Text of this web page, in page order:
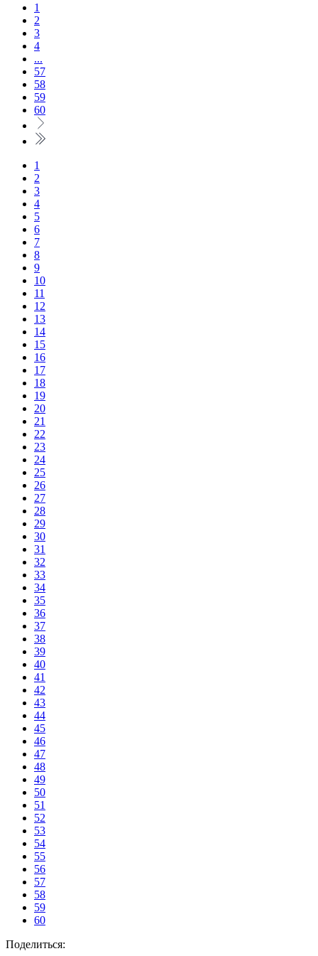
1
2
3
4
...
57
58
59
60
1
2
3
4
5
6
7
8
9
10
11
12
13
14
15
16
17
18
19
20
21
22
23
24
25
26
27
28
29
30
31
32
33
34
35
36
37
38
39
40
41
42
43
44
45
46
47
48
49
50
51
52
53
54
55
56
57
58
59
60
Поделиться: